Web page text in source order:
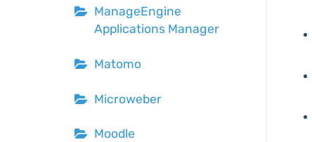
ManageEngine
Applications Manager
Matomo
Microweber
Moodle